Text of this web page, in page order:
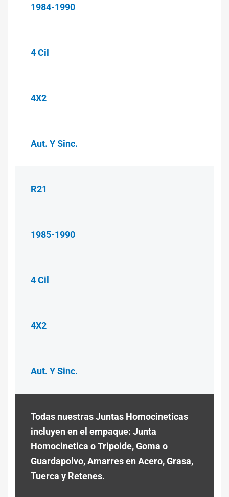
1984-1990
4 Cil
4X2
Aut. Y Sinc.
R21
1985-1990
4 Cil
4X2
Aut. Y Sinc.
Todas nuestras Juntas Homocineticas
incluyen en el empaque: Junta
Homocinetica o Tripoide, Goma o
Guardapolvo, Amarres en Acero, Grasa,
Tuerca y Retenes.